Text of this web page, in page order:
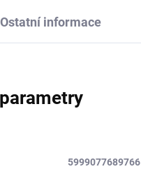
Ostatní informace
5999077689766